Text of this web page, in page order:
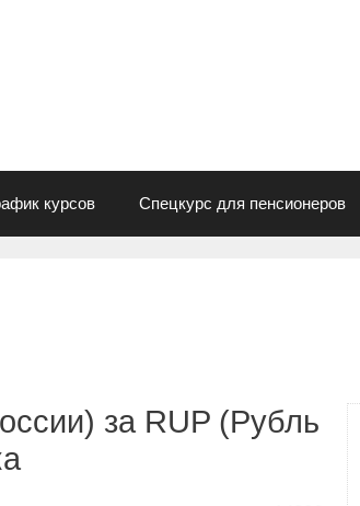
курсов Спецкурс для пенсионеров
за RUP (Рубль